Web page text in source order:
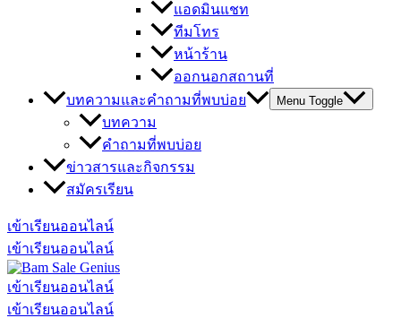
แอดมินแชท
ทีมโทร
หน้าร้าน
ออกนอกสถานที่
บทความและคำถามที่พบบ่อย
Menu Toggle
บทความ
คำถามที่พบบ่อย
ข่าวสารและกิจกรรม
สมัครเรียน
เข้าเรียนออนไลน์
เข้าเรียนออนไลน์
เข้าเรียนออนไลน์
เข้าเรียนออนไลน์